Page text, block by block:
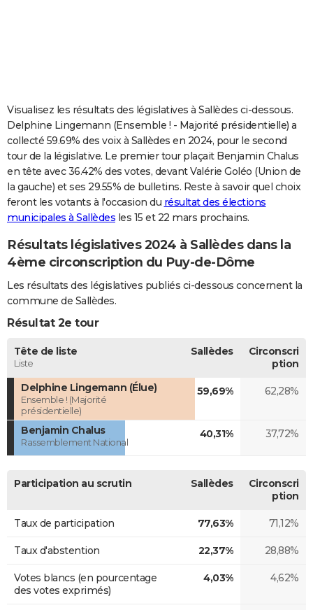
Carte de Noël
Carte Bonne année
Carte Saint-Valentin
Carte Pâques
Carte d'anniversaire
DICTIONNAIRE
Dictionnaire
Biographies
Citations
Expressions
Proverbes
PROGRAMME TV
COPAINS D'AVANT
S'inscrire
Se connecter
Lycées
Collèges
Primaires
Universités
Entreprises
Service militaire
Avis de recherche
AVIS DE DÉCÈS
FORUM
Bricolage
Lifestyle
Culture
Sport
Auto
Television
Voyage
Cinema
Visualisez les résultats des législatives à Sallèdes ci-dessous.
Delphine Lingemann (Ensemble ! - Majorité présidentielle) a
collecté 59.69% des voix à Sallèdes en 2024, pour le second
tour de la législative. Le premier tour plaçait Benjamin Chalus
en tête avec 36.42% des votes, devant Valérie Goléo (Union de
la gauche) et ses 29.55% de bulletins. Reste à savoir quel choix
feront les votants à l'occasion du résultat des élections
municipales à Sallèdes les 15 et 22 mars prochains.
Résultats législatives 2024 à Sallèdes dans la
4ème circonscription du Puy-de-Dôme
Les résultats des législatives publiés ci-dessous concernent la
commune de Sallèdes.
Résultat 2e tour
Tête de liste
Liste
Sallèdes
Circonscri
ption
Delphine Lingemann (Élue)
Ensemble ! (Majorité
présidentielle)
59,69% 62,28%
Benjamin Chalus
Rassemblement National
40,31% 37,72%
Participation au scrutin Sallèdes
Circonscri
ption
Taux de participation 77,63% 71,12%
Taux d'abstention 22,37% 28,88%
Votes blancs (en pourcentage
des votes exprimés)
4,03% 4,62%